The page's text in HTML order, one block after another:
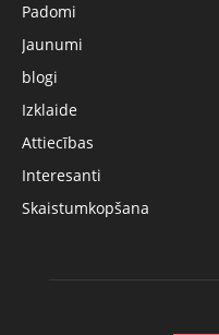
Padomi
Jaunumi
blogi
Izklaide
Attiecības
Interesanti
Skaistumkopšana